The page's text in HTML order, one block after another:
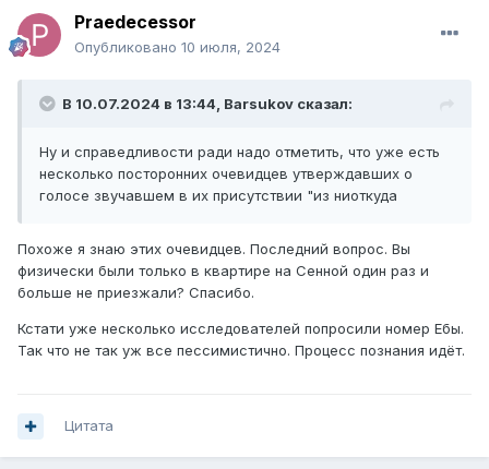
Praedecessor
Опубликовано 10 июля, 2024
В 10.07.2024 в 13:44, Barsukov сказал:
Ну и справедливости ради надо отметить, что уже есть
несколько посторонних очевидцев утверждавших о
голосе звучавшем в их присутствии "из ниоткуда
Похоже я знаю этих очевидцев. Последний вопрос. Вы
физически были только в квартире на Сенной один раз и
больше не приезжали? Спасибо.
Кстати уже несколько исследователей попросили номер Ебы.
Так что не так уж все пессимистично. Процесс познания идёт.
Цитата